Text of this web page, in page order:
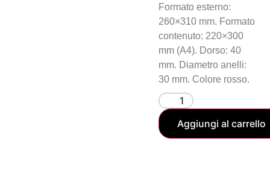
Formato esterno:
260×310 mm. Formato
contenuto: 220×300
mm (A4). Dorso: 40
mm. Diametro anelli:
30 mm. Colore rosso.
Aggiungi al carrello